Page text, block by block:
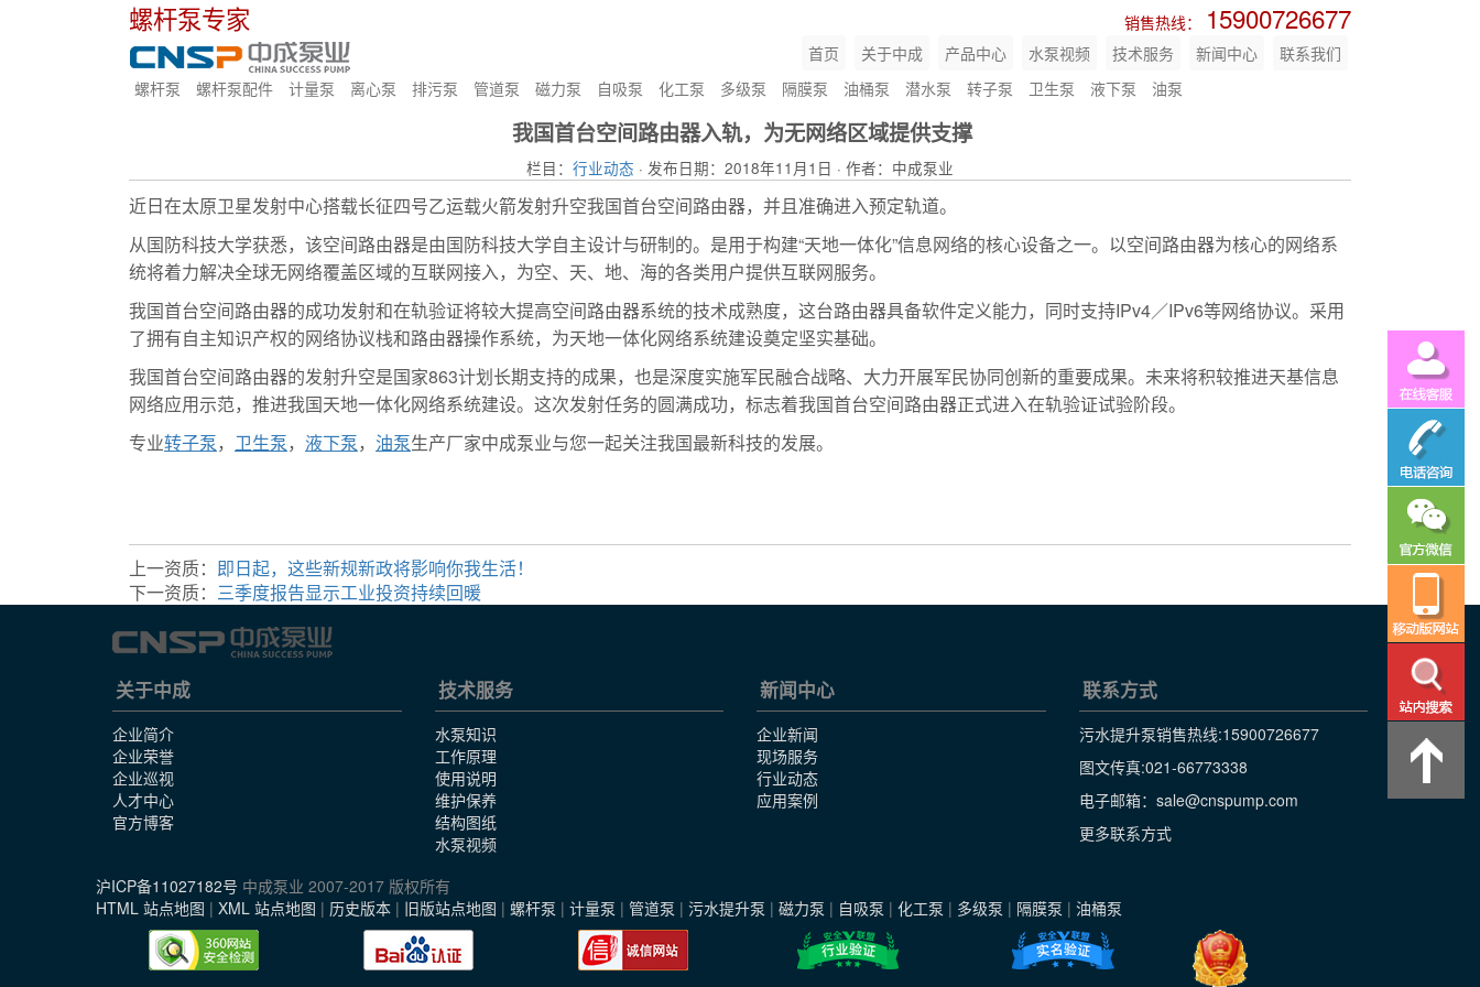
螺杆泵专家 销售热线： 15900726677
首页 关于中成 产品中心 水泵视频 技术服务 新闻中心
联系我们
螺杆泵
螺杆泵配件 计量泵 离心泵 排污泵 管道泵 磁力泵 自吸泵 化工泵 多级泵 隔膜泵 油桶泵 潜水泵 转子泵 卫生泵 液下泵 油泵
我国首台空间路由器入轨，为无网络区域提供支撑
栏目： 行业动态 · 发布日期：2018年11月1日 · 作者：中成泵业
近日在太原卫星发射中心搭载长征四号乙运载火箭发射升空我国首台空间路由器，并且准确进入预定轨道。
从国防科技大学获悉，该空间路由器是由国防科技大学自主设计与研制的。是用于构建“天地一体化”信息网络的核心设备之一。以空间路由器为核心的网络系
统将着力解决全球无网络覆盖区域的互联网接入，为空、天、地、海的各类用户提供互联网服务。
我国首台空间路由器的成功发射和在轨验证将较大提高空间路由器系统的技术成熟度，这台路由器具备软件定义能力，同时支持IPv4／IPv6等网络协议。采用
了拥有自主知识产权的网络协议栈和路由器操作系统，为天地一体化网络系统建设奠定坚实基础。
我国首台空间路由器的发射升空是国家863计划长期支持的成果，也是深度实施军民融合战略、大力开展军民协同创新的重要成果。未来将积较推进天基信息
网络应用示范，推进我国天地一体化网络系统建设。这次发射任务的圆满成功，标志着我国首台空间路由器正式进入在轨验证试验阶段。
专业转子泵， 卫生泵， 液下泵， 油泵生产厂家中成泵业与您一起关注我国最新科技的发展。
上一资质： 即日起，这些新规新政将影响你我生活！
下一资质： 三季度报告显示工业投资持续回暖
关于中成
企业简介
企业荣誉
企业巡视
人才中心
官方博客
技术服务
水泵知识
工作原理
使用说明
维护保养
结构图纸
水泵视频
新闻中心
企业新闻
现场服务
行业动态
应用案例
联系方式
污水提升泵销售热线:15900726677
图文传真:021-66773338
电子邮箱：sale@cnspump.com
更多联系方式
沪ICP备11027182号 中成泵业 2007-2017 版权所有
HTML 站点地图 | XML 站点地图 | 历史版本 | 旧版站点地图 | 螺杆泵 | 计量泵 | 管道泵 | 污水提升泵 | 磁力泵 | 自吸泵 | 化工泵 | 多级泵 | 隔膜泵 | 油桶泵